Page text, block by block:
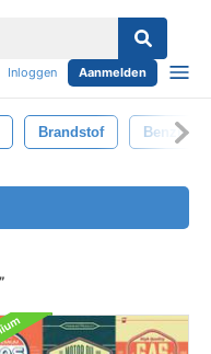
Inloggen Aanmelden
Brandstof Benzine